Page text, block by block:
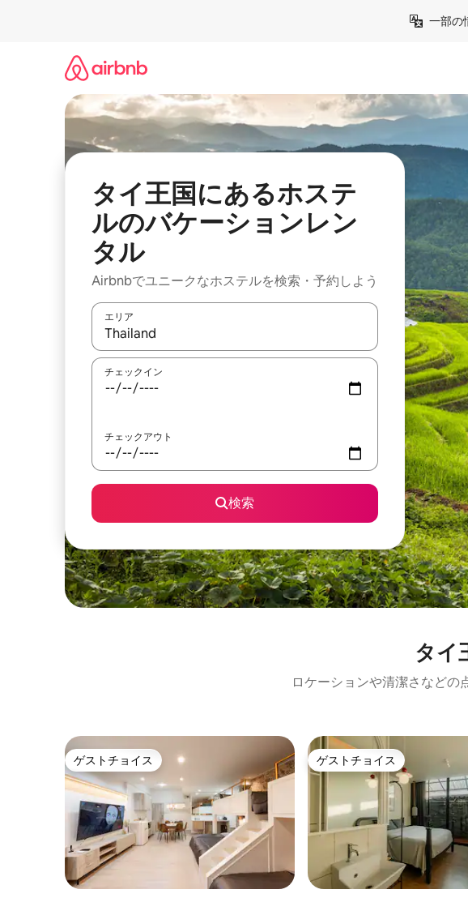
一部の
タイ王国にあるホステ
ルのバケーションレン
タル
Airbnbでユニークなホステルを検索・予約しよう
エリア
検索結果が表示されたら、上下の矢印キーを使って移動するか、画面
チェックイン
チェックアウト
検索
タイ
ロケーションや清潔さなど
ゲストチョイス
ゲストチョイス ゲストチョイス
ゲストチョイス